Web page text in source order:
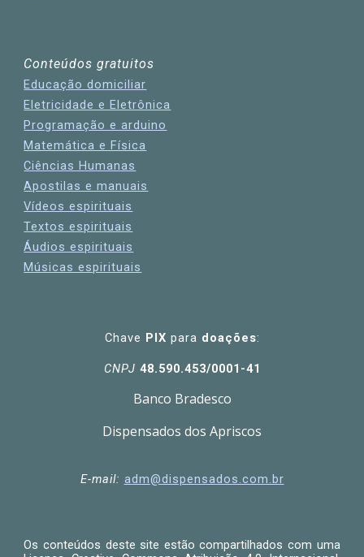
Conteúdos gratuitos
Educação domiciliar
Eletricidade e Eletrônica
Programação e arduino
Matemática e Física
Ciências Humanas
Apostilas e manuais
Vídeos espirituais
Textos espirituais
Áudios espirituais
Músicas espirituais
Chave PIX para doações:
CNPJ 48.590.453/0001-41
Banco Bradesco
Dispensados dos Apriscos
E-mail: adm@dispensados.com.br
Os conteúdos deste site estãocompartilhados com uma